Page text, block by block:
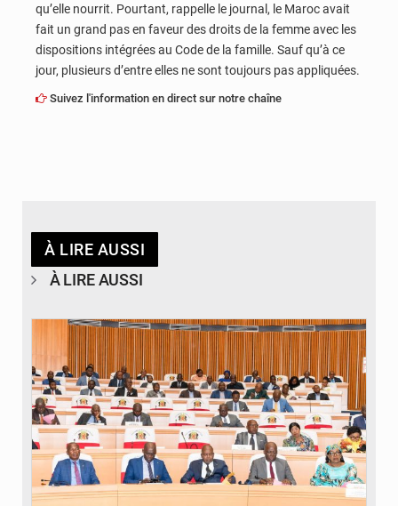
qu’elle nourrit. Pourtant, rappelle le journal, le Maroc avait
fait un grand pas en faveur des droits de la femme avec les
dispositions intégrées au Code de la famille. Sauf qu’à ce
jour, plusieurs d’entre elles ne sont toujours pas appliquées.
Suivez l'information en direct sur notre chaîne
À LIRE AUSSI
À LIRE AUSSI